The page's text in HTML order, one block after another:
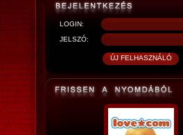
LOGIN:
JELSZÓ: